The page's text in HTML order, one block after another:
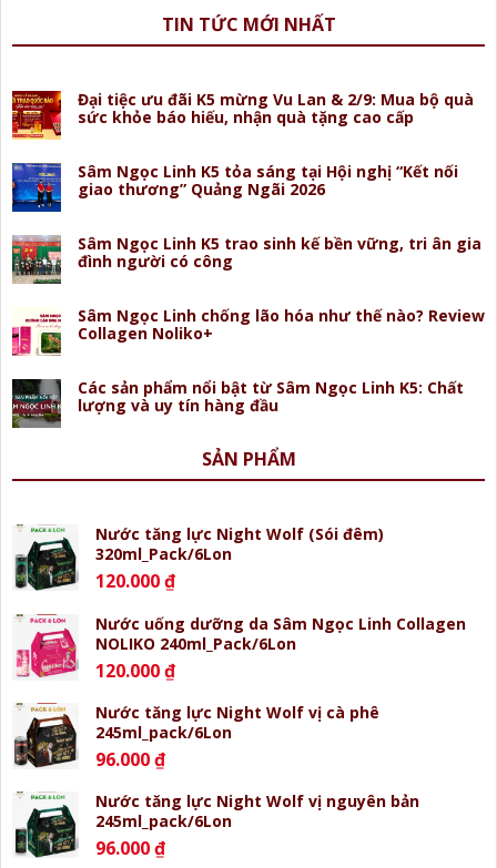
TIN TỨC MỚI NHẤT
Đại tiệc ưu đãi K5 mừng Vu Lan & 2/9: Mua bộ quà
sức khỏe báo hiếu, nhận quà tặng cao cấp
Sâm Ngọc Linh K5 tỏa sáng tại Hội nghị “Kết nối
giao thương” Quảng Ngãi 2026
Sâm Ngọc Linh K5 trao sinh kế bền vững, tri ân gia
đình người có công
Sâm Ngọc Linh chống lão hóa như thế nào? Review
Collagen Noliko+
Các sản phẩm nổi bật từ Sâm Ngọc Linh K5: Chất
lượng và uy tín hàng đầu
SẢN PHẨM
Nước tăng lực Night Wolf (Sói đêm)
320ml_Pack/6Lon
120.000₫
Nước uống dưỡng da Sâm Ngọc Linh Collagen
NOLIKO 240ml_Pack/6Lon
120.000₫
Nước tăng lực Night Wolf vị cà phê
245ml_pack/6Lon
96.000₫
Nước tăng lực Night Wolf vị nguyên bản
245ml_pack/6Lon
96.000₫